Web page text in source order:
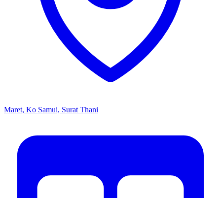
Maret, Ko Samui, Surat Thani